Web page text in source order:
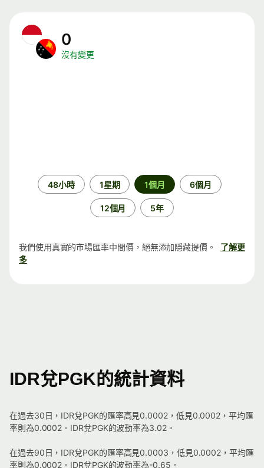
0
沒有變更
48小時 1星期 1個月 6個月
12個月 5年
我們使用真實的市場匯率中間價，絕無添加隱藏提價。
了解更
多
IDR兌PGK的統計資料
在過去30日，IDR兌PGK的匯率高見0.0002，低見0.0002，平均匯
率則為0.0002。IDR兌PGK的波動率為3.02。
在過去90日，IDR兌PGK的匯率高見0.0003，低見0.0002，平均匯
率則為0.0002。IDR兌PGK的波動率為-0.65。